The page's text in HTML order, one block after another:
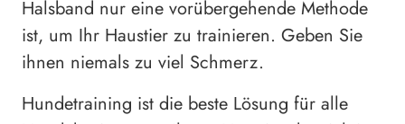
Halsband nur eine vorübergehende Methode
ist, um Ihr Haustier zu trainieren. Geben Sie
ihnen niemals zu viel Schmerz.
Hundetraining ist die beste Lösung für alle